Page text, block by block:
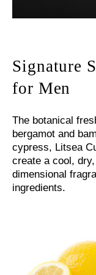
Signature
for Men
The botanical
bergamot and
cypress, Litsea
create a cool,
dimensional
ingredients.